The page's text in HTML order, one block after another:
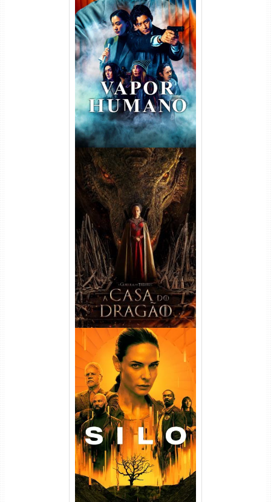
Vapor Humano 1ª Temporada
Torrent (2026) WEB-DL 1080p
Dual Áudio
A Casa do Dragão 1ª
Temporada Torrent (2022)
WEB-DL 720p/1080p Dual
Áudio
Silo 1ª Temporada Torrent
(2023) WEB-DL
720p/1080p/4K Dual Áudio